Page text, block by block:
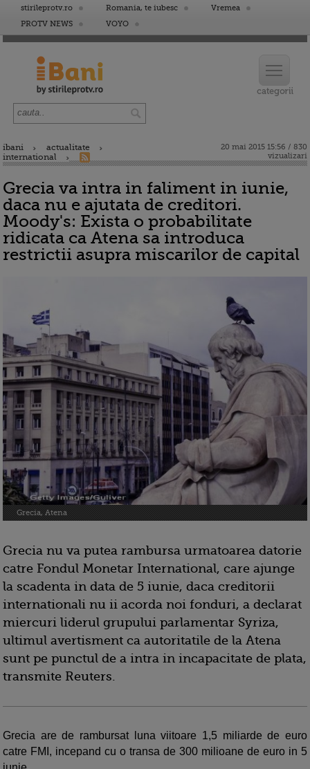
stirileprotv.ro Romania, te iubesc
Vremea
PROTV NEWS
VOYO
ibani
actualitate
international
20 mai 2015 15:56 / 830
vizualizari
Grecia va intra in faliment in iunie,
daca nu e ajutata de creditori.
Moody's: Exista o probabilitate
ridicata ca Atena sa introduca
restrictii asupra miscarilor de capital
Grecia, Atena
Grecia nu va putea rambursa urmatoarea datorie
catre Fondul Monetar International, care ajunge
la scadenta in data de 5 iunie, daca creditorii
internationali nu ii acorda noi fonduri, a declarat
miercuri liderul grupului parlamentar Syriza,
ultimul avertisment ca autoritatile de la Atena
sunt pe punctul de a intra in incapacitate de plata,
transmite Reuters.
Grecia are de rambursat luna viitoare 1,5 miliarde de euro
catre FMI, incepand cu o transa de 300 milioane de euro in 5